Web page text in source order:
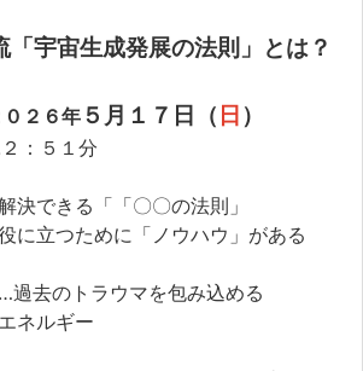
「宇宙生成発展の法則」とは？
０２６年 ５月１７日（ 日 ）
：５１分
決できる「「〇〇の法則」
に立つために「ノウハウ」がある
去のトラウマを包み込める
ネルギー